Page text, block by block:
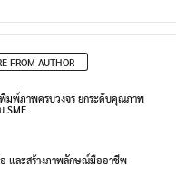
FROM AUTHOR
มพ์ภาพครบวงจร ยกระดับคุณภาพ
SME
และสร้างภาพลักษณ์มืออาชีพ